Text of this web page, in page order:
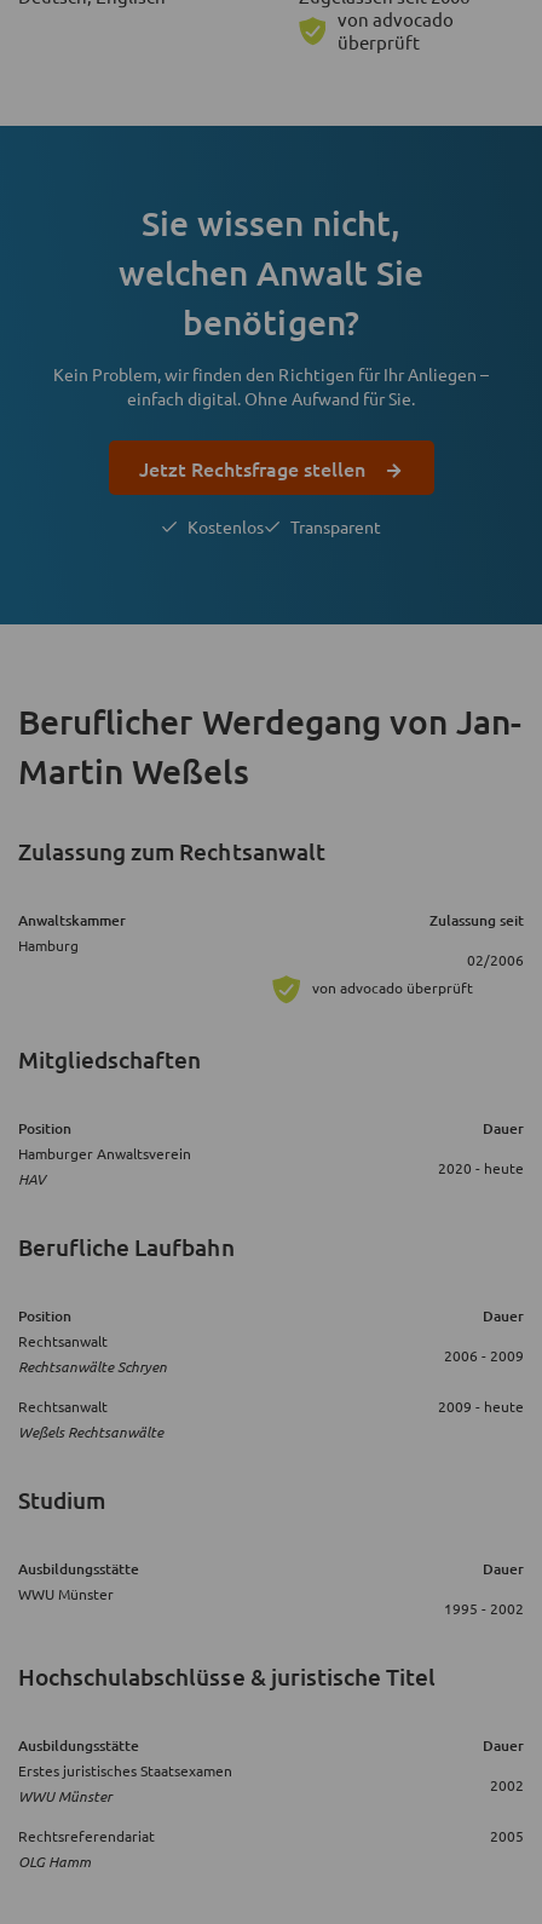
von advocado
überprüft
Sie wissen nicht,
welchen Anwalt Sie
benötigen?
Kein Problem, wir finden den Richtigen für Ihr Anliegen –
einfach digital. Ohne Aufwand für Sie.
Jetzt Rechtsfrage stellen
Kostenlos Transparent
Beruflicher Werdegang von Jan-
Martin Weßels
Zulassung zum Rechtsanwalt
Anwaltskammer Zulassung seit
Hamburg
02/2006
von advocado überprüft
Mitgliedschaften
Position Dauer
Hamburger Anwaltsverein
HAV
2020 - heute
Berufliche Laufbahn
Position Dauer
Rechtsanwalt
Rechtsanwälte Schryen
2006 - 2009
Rechtsanwalt
Weßels Rechtsanwälte
2009 - heute
Studium
Ausbildungsstätte Dauer
WWU Münster
1995 - 2002
Hochschulabschlüsse & juristische Titel
Ausbildungsstätte Dauer
Erstes juristisches Staatsexamen
WWU Münster
2002
Rechtsreferendariat
OLG Hamm
2005